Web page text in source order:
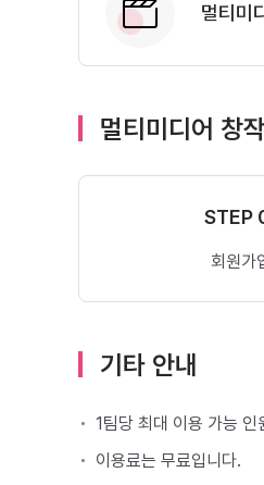
멀티미
멀티미디어 창
STEP
회원가
기타 안내
1팀당 최대 이용 가능
이용료는 무료입니다.